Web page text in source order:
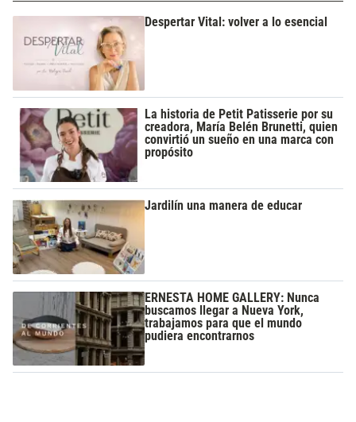
Despertar Vital: volver a lo esencial
La historia de Petit Patisserie por su
creadora, María Belén Brunetti, quien
convirtió un sueño en una marca con
propósito
Jardilín una manera de educar
ERNESTA HOME GALLERY: Nunca
buscamos llegar a Nueva York,
trabajamos para que el mundo
pudiera encontrarnos